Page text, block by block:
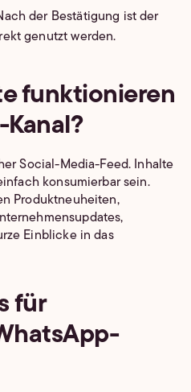
der Bestätigung ist der
genutzt werden.
funktionieren
Social-Media-Feed. Inhalte
konsumierbar sein.
Produktneuheiten,
Einblicke in das
für